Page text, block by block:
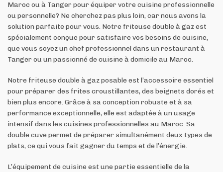
Maroc ou à Tanger pour équiper votre cuisine professionnelle
ou personnelle? Ne cherchez pas plus loin, car nous avons la
solution parfaite pour vous. Notre friteuse double à gaz est
spécialement conçue pour satisfaire vos besoins de cuisine,
que vous soyez un chef professionnel dans un restaurant à
Tanger ou un passionné de cuisine à domicile au Maroc.
Notre friteuse double à gaz posable est l’accessoire essentiel
pour préparer des frites croustillantes, des beignets dorés et
bien plus encore. Grâce à sa conception robuste et à sa
performance exceptionnelle, elle est adaptée à un usage
intensif dans les cuisines professionnelles au Maroc. Sa
double cuve permet de préparer simultanément deux types de
plats, ce qui vous fait gagner du temps et de l’énergie.
L’équipement de cuisine est une partie essentielle de la